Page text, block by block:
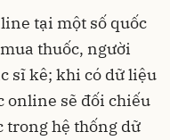
tại một số quốc
thuốc, người
sĩ kê; khi có dữ liệu
online sẽ đối chiếu
trong hệ thống dữ